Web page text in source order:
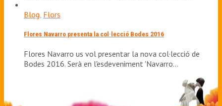
Blog Flors
Flores Navarro presenta la col·lecció Bodes 2016
Flores Navarro us vol presentar la nova col·lecció de
Bodes 2016. Serà en l'esdeveniment 'Navarro…